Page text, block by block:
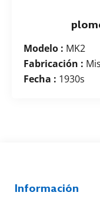
Modelo : MK2
Fabricación :
Fecha : 1930s
Información